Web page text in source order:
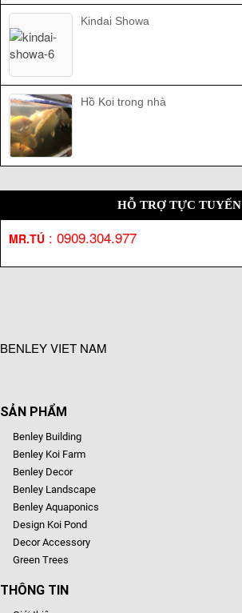
Kindai Showa
Hồ Koi trong nhà
HỖ TRỢ TỰC TUYẾN
MR.TÚ : 0909.304.977
BENLEY VIET NAM
SẢN PHẨM
Benley Building
Benley Koi Farm
Benley Decor
Benley Landscape
Benley Aquaponics
Design Koi Pond
Decor Accessory
Green Trees
THÔNG TIN